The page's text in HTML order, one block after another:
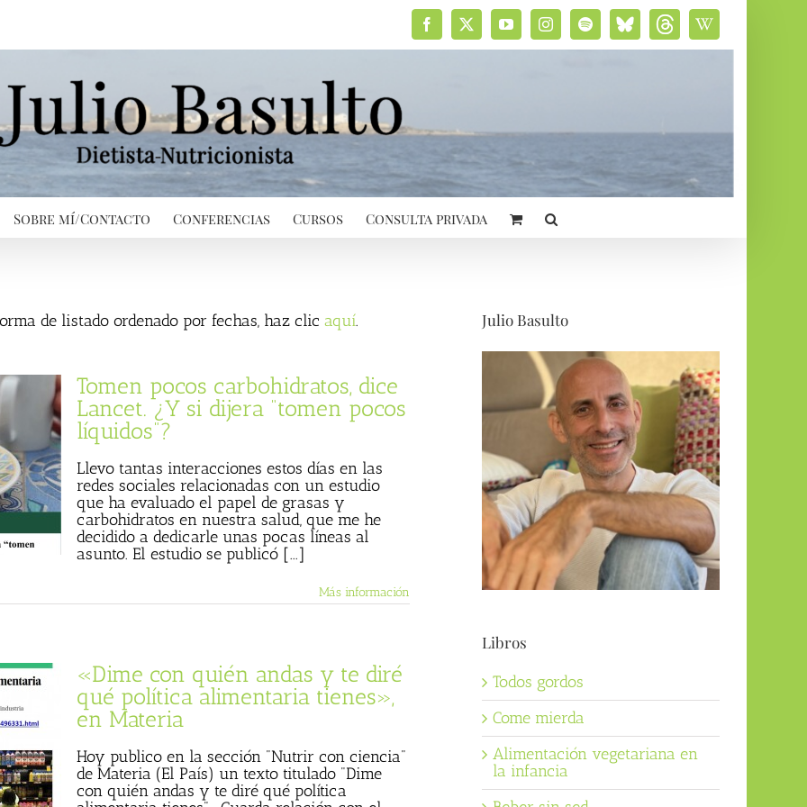
Facebook
X YouTubeInstagramSpotifyBluesky
social
ThreadsWikipedia
Sobre mí/Contacto Conferencias Cursos Consulta privada
de listado ordenado por fechas, haz clic aquí.
Tomen pocos carbohidratos, dice
Lancet. ¿Y si dijera “tomen pocos
líquidos”?
Llevo tantas interacciones estos días en las
redes sociales relacionadas con un estudio
que ha evaluado el papel de grasas y
carbohidratos en nuestra salud, que me he
decidido a dedicarle unas pocas líneas al
asunto. El estudio se publicó [...]
Más información
«Dime con quién andas y te diré
qué política alimentaria tienes»,
en Materia
Hoy publico en la sección "Nutrir con ciencia"
de Materia (El País) un texto titulado "Dime
con quién andas y te diré qué política
Julio Basulto
Libros
Todos gordos
Come mierda
Alimentación vegetariana en
la infancia